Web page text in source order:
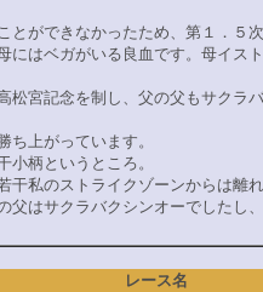
とができなかったため、第１．５
にはベガがいる良血です。母イス
松宮記念を制し、父の父もサクラ
ち上がっています。
小柄というところ。
干私のストライクゾーンからは離
父はサクラバクシンオーでしたし
レース名